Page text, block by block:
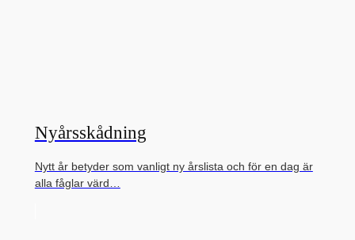
Nyårsskådning
Nytt år betyder som vanligt ny årslista och för en dag är
alla fåglar värd…